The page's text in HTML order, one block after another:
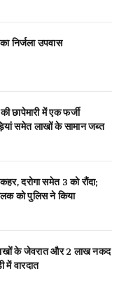
निर्जला उपवास
छापेमारी में एक फर्जी
समेत लाखों के सामान जब्त
दरोगा समेत 3 को रौंदा;
को पुलिस ने किया
के जेवरात और 2 लाख नकद
में वारदात